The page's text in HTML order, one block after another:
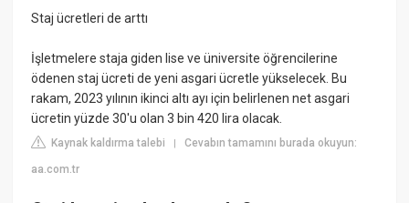
Staj ücretleri de arttı
İşletmelere staja giden lise ve üniversite öğrencilerine
ödenen staj ücreti de yeni asgari ücretle yükselecek. Bu
rakam, 2023 yılının ikinci altı ayı için belirlenen net asgari
ücretin yüzde 30'u olan 3 bin 420 lira olacak.
Kaynak kaldırma talebi |Cevabın tamamını burada okuyun:
aa.com.tr